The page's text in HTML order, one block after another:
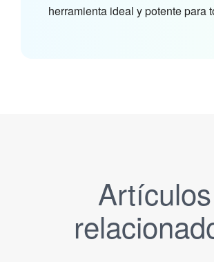
herramienta ideal y potente para
Artículos